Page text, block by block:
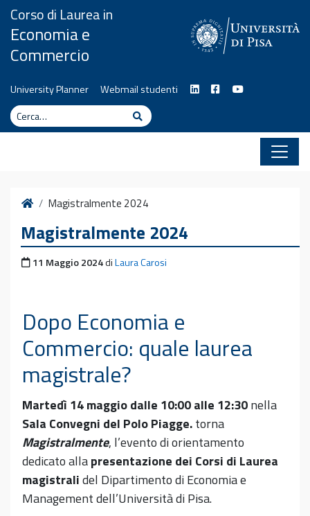
Vai al contenuto
Corso di Laurea in
Economia e
Commercio
University Planner
Webmail studenti
Cerca
Cerca
HomeMagistralmente 2024
Magistralmente 2024
Pubblicato il
11 Maggio 2024diLaura Carosi
Dopo Economia e
Commercio: quale laurea
magistrale?
Martedì 14 maggio dalle 10:00 alle 12:30nella
Sala Convegni del Polo Piagge.torna
Magistralmente, l’evento di orientamento
dedicato allapresentazione dei Corsi di Laurea
magistralidel Dipartimento di Economia e
Management dell’Università di Pisa.